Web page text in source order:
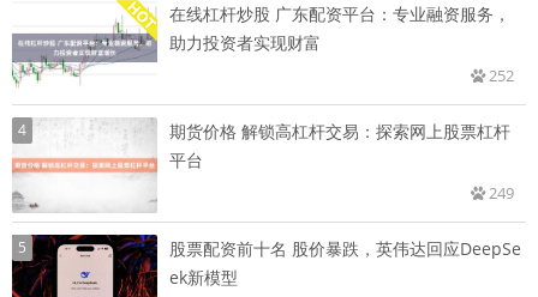
在线杠杆炒股 广东配资平台：专业融资服务，
助力投资者实现财富
252
4
期货价格 解锁高杠杆交易：探索网上股票杠杆
平台
249
5
股票配资前十名 股价暴跌，英伟达回应DeepSe
ek新模型